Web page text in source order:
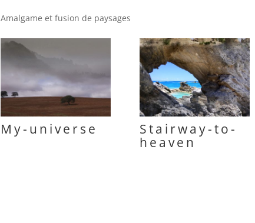
Amalgame et fusion de paysages
My-universe
Stairway-to-
heaven